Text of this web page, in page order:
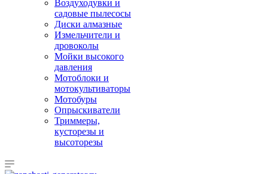
Воздуходувки и
садовые пылесосы
Диски алмазные
Измельчители и
дровоколы
Мойки высокого
давления
Мотоблоки и
мотокультиваторы
Мотобуры
Опрыскиватели
Триммеры,
кусторезы и
высоторезы